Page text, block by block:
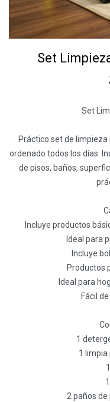
Set
Set
Práctico set de
ordenado todos los días.
de pisos, baños,
Incluye productos
Ideal para
Incluye
Productos
Ideal para
Fácil
1
1 limpia
2 paños